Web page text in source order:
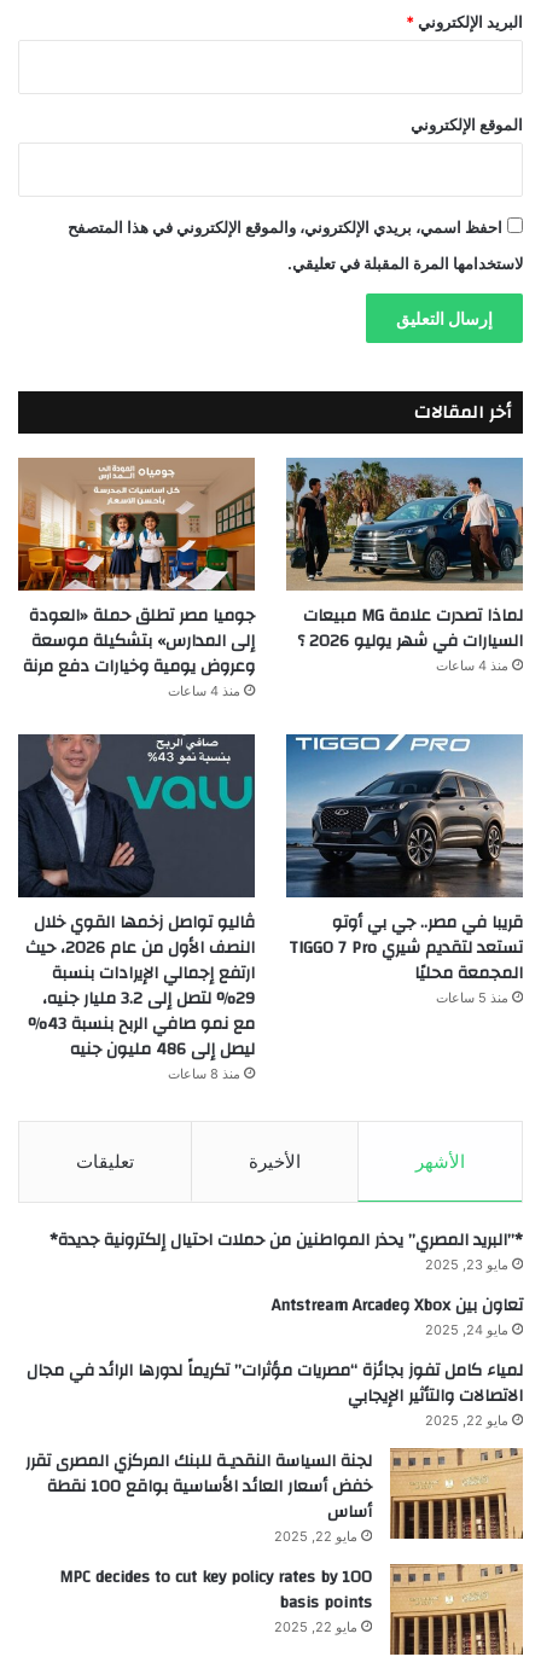
البريد الإلكتروني *
الموقع الإلكتروني
احفظ اسمي، بريدي الإلكتروني، والموقع الإلكتروني في هذا المتصفح
لاستخدامها المرة المقبلة في تعليقي.
أخر المقالات
لماذا تصدرت علامة MG مبيعات
السيارات في شهر يوليو 2026 ؟
منذ 4 ساعات
جوميا مصر تطلق حملة «العودة
إلى المدارس» بتشكيلة موسعة
وعروض يومية وخيارات دفع مرنة
منذ 4 ساعات
قريبا في مصر.. جي بي أوتو
تستعد لتقديم شيري TIGGO 7 Pro
المجمعة محليًا
منذ 5 ساعات
ڤاليو تواصل زخمها القوي خلال
النصف الأول من عام 2026، حيث
ارتفع إجمالي الإيرادات بنسبة
29% لتصل إلى 3.2 مليار جنيه،
مع نمو صافي الربح بنسبة 43%
ليصل إلى 486 مليون جنيه
منذ 8 ساعات
الأشهر الأخيرة تعليقات
*”البريد المصري” يحذر المواطنين من حملات احتيال إلكترونية جديدة*
مايو 23, 2025
تعاون بين Xbox وAntstream Arcade
مايو 24, 2025
لمياء كامل تفوز بجائزة “مصريات مؤثرات” تكريماً لدورها الرائد في مجال
الاتصالات والتأثير الإيجابي
مايو 22, 2025
لجنة السياسة النقديـة للبنك المركزي المصرى تقرر
خفض أسعار العائد الأساسية بواقع 100 نقطة
أساس
مايو 22, 2025
MPC decides to cut key policy rates by 100
basis points
مايو 22, 2025